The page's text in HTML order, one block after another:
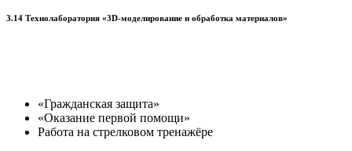
3.14 Технолаборатория «3D-моделирование и обработка материалов»
«Гражданская защита»
«Оказание первой помощи»
Работа на стрелковом тренажёре